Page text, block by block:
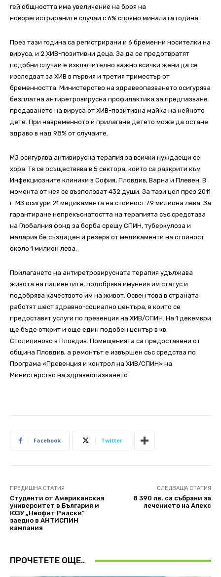
гей общността има увеличение на броя на
новорегистрираните случаи с 6% спрямо миналата година.
През тази година са регистрирани и 6 бременни носителки на
вируса, и 2 ХИВ-позитивни деца. За да се предотвратят
подобни случаи е изключително важно всички жени да се
изследват за ХИВ в първия и третия триместър от
бременността. Министерство на здравеопазването осигурява
безплатна антиретровирусна профилактика за предпазване
предаването на вируса от ХИВ-позитивна майка на нейното
дете. При навременното й прилагане детето може да остане
здраво в над 98% от случаите.
МЗ осигурява антивирусна терапия за всички нуждаещи се
хора. Тя се осъществява в 5 сектора, които са разкрити към
Инфекциозните клиники в София, Пловдив, Варна и Плевен. В
момента от нея се възползват 432 души. За тази цел през 2011
г. МЗ осигури 21 медикамента на стойност 7.9 милиона лева. За
гарантиране непрекъснатостта на терапията със средстава
на Глобалния фонд за борба срещу СПИН, туберкулоза и
малария бе създаден и резерв от медикаменти на стойност
около 1 милион лева.
Прилагането на антиретровирусната терапия удължава
живота на пациентите, подобрява имунния им статус и
подобрява качеството им на живот. Освен това в страната
работят шест здравно-социално центъра, в които се
предоставят услуги по превенция на ХИВ/СПИН. На 1 декември
ще бъде открит и още един подобен център в кв.
Столипиново в Пловдив. Помещенията са предоставени от
община Пловдив, а ремонтът е извършен със средства по
Програма «Превенция и контрол на ХИВ/СПИН» на
Министерство на здравеопазването.
Facebook Twitter
ПРЕДИШНА СТАТИЯ
Студенти от Американския
университет в България и
ЮЗУ „Неофит Рилски”
заедно в АНТИСПИН
кампания
СЛЕДВАЩА СТАТИЯ
8 390 лв. са събрани за
лечението на Алекс
ПРОЧЕТЕТЕ ОЩЕ..